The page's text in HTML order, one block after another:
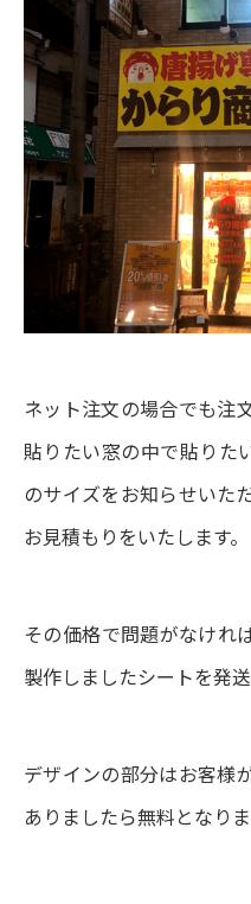
ネット注文の場合でも注
貼りたい窓の中で貼りた
のサイズをお知らせいた
お見積もりをいたします。
その価格で問題がなけれ
製作しましたシートを発
デザインの部分はお客様
ありましたら無料となりま